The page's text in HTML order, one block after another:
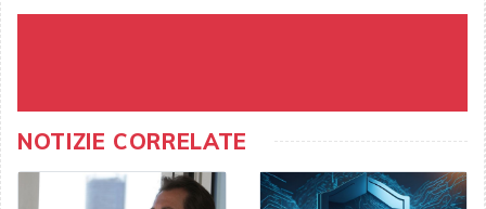
NOTIZIE CORRELATE